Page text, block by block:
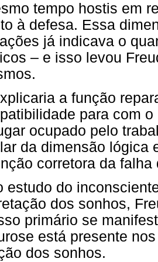
tempo hostis em
à defesa. Essa
já indicava o
– e isso levou
a função
para com
ocupado pelo
da dimensão lógica
corretora da falha
estudo do
dos sonhos,
primário se
está presente
dos sonhos.